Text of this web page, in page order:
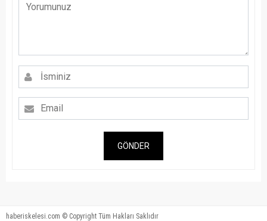
GÖNDER
haberiskelesi.com © Copyright Tüm Hakları Saklıdır